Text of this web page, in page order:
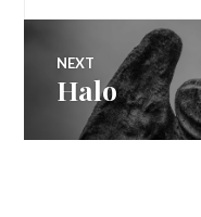
Post
NEXT
Next
post:
Halo